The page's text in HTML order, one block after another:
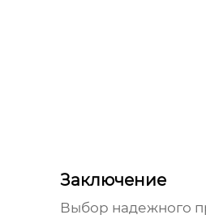
Заключение
Выбор надежного